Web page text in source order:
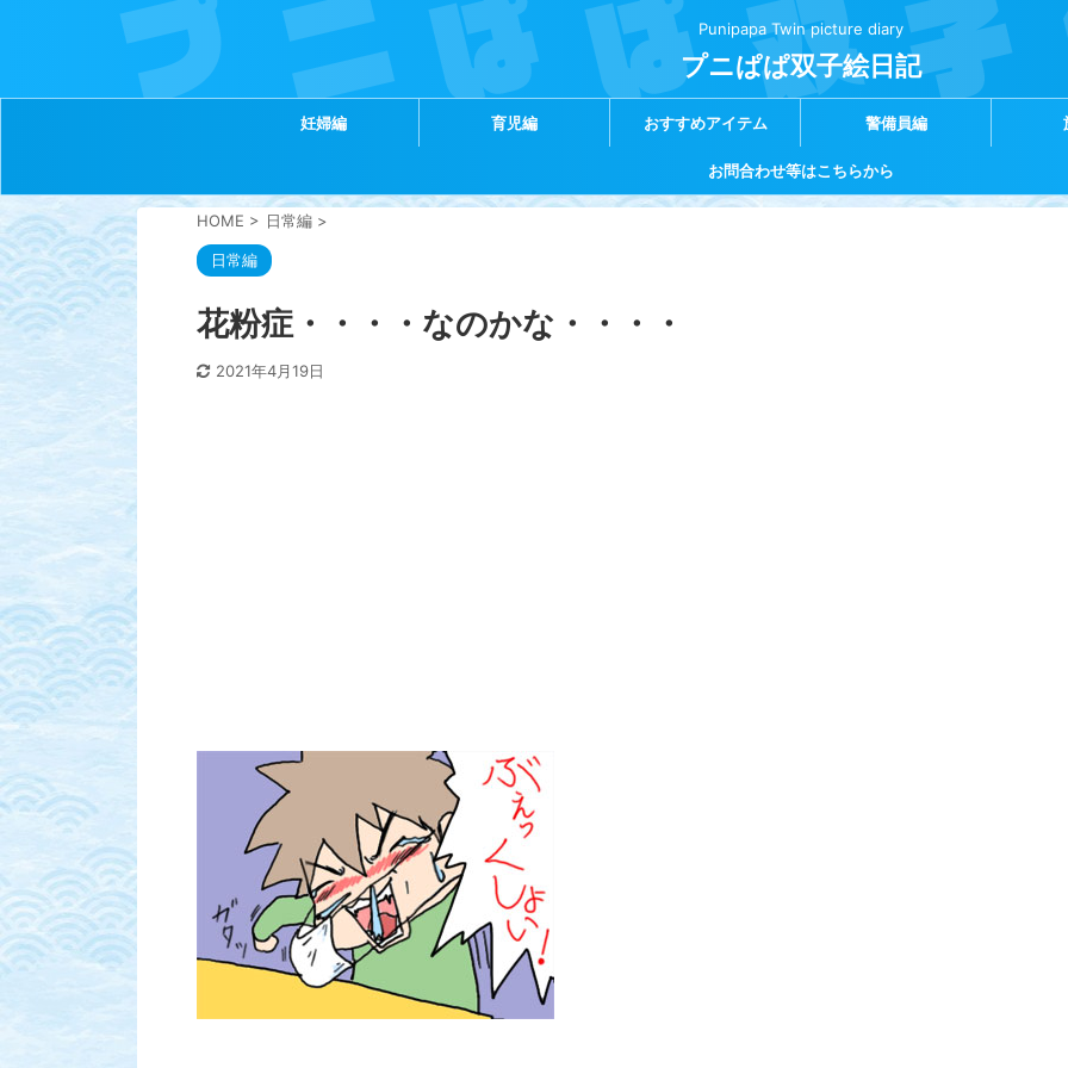
Punipapa Twin picture diary
プニぱぱ双子絵日記
妊婦編 育児編 おすすめアイテム 警備員編
お問合わせ等はこちらから
HOME > 日常編 >
日常編
花粉症・・・・なのかな・・・・
2021年4月19日